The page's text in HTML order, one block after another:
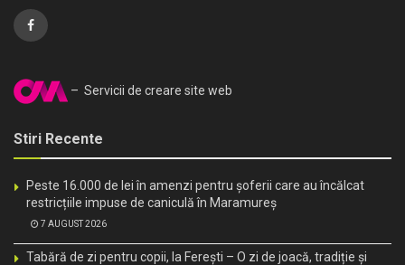
– Servicii de creare site web
Stiri Recente
Peste 16.000 de lei în amenzi pentru șoferii care au încălcat
restricțiile impuse de caniculă în Maramureș
7 AUGUST 2026
Tabără de zi pentru copii, la Ferești – O zi de joacă, tradiție și